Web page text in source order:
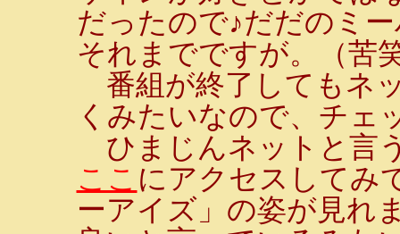
だったので♪だだのミ
それまでですが。（苦
番組が終了してもネ
くみたいなので、チェ
ひまじんネットと言
ここ にアクセスしてみ
ーアイズ」の姿が見れ